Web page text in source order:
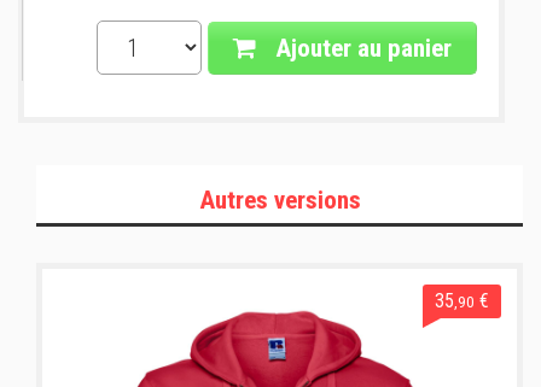
Ajouter au panier
Autres versions
35 ,90 €